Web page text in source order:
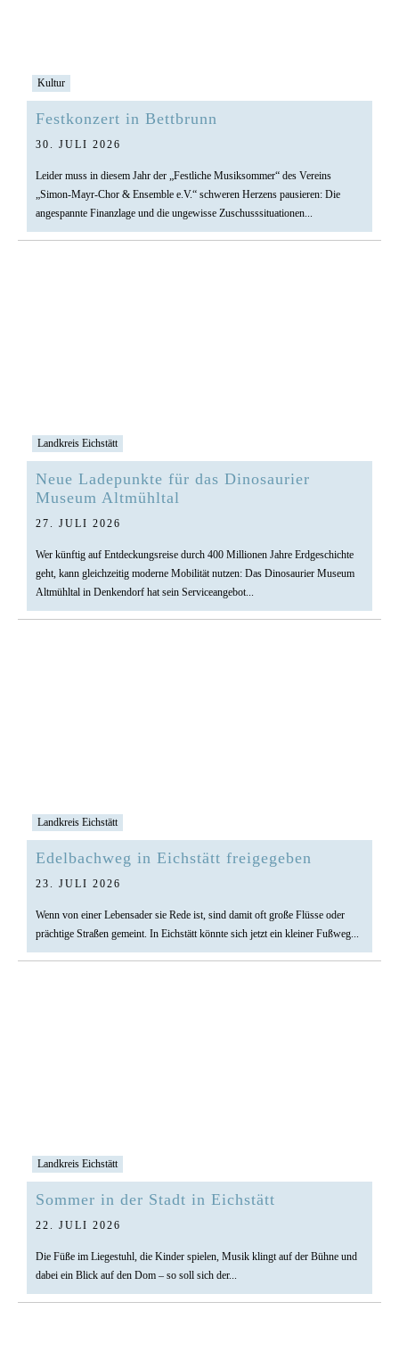
Kultur
Festkonzert in Bettbrunn
30. JULI 2026
Leider muss in diesem Jahr der „Festliche Musiksommer“ des Vereins
„Simon-Mayr-Chor & Ensemble e.V.“ schweren Herzens pausieren: Die
angespannte Finanzlage und die ungewisse Zuschusssituationen...
Landkreis Eichstätt
Neue Ladepunkte für das Dinosaurier
Museum Altmühltal
27. JULI 2026
Wer künftig auf Entdeckungsreise durch 400 Millionen Jahre Erdgeschichte
geht, kann gleichzeitig moderne Mobilität nutzen: Das Dinosaurier Museum
Altmühltal in Denkendorf hat sein Serviceangebot...
Landkreis Eichstätt
Edelbachweg in Eichstätt freigegeben
23. JULI 2026
Wenn von einer Lebensader sie Rede ist, sind damit oft große Flüsse oder
prächtige Straßen gemeint. In Eichstätt könnte sich jetzt ein kleiner Fußweg...
Landkreis Eichstätt
Sommer in der Stadt in Eichstätt
22. JULI 2026
Die Füße im Liegestuhl, die Kinder spielen, Musik klingt auf der Bühne und
dabei ein Blick auf den Dom – so soll sich der...